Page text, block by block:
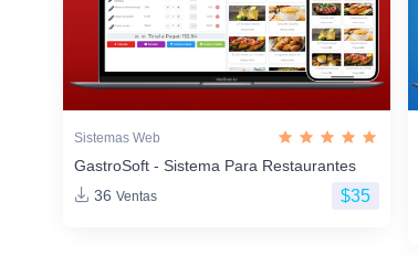
Sistemas Web
GastroSoft - Sistema Para Restaurantes
36 Ventas $35